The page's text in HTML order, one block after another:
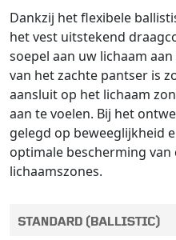
Dankzij het flexibele
het vest uitstekend
soepel aan uw lichaam
van het zachte pantser is
aansluit op het lichaam
aan te voelen. Bij het
gelegd op beweeglijkheid
optimale bescherming
lichaamszones.